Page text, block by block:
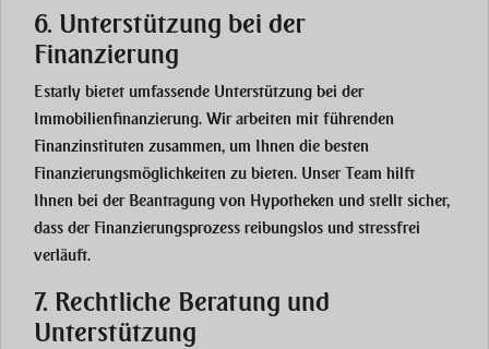
6. Unterstützung bei der
Finanzierung
Estatly bietet umfassende Unterstützung bei der
Immobilienfinanzierung. Wir arbeiten mit führenden
Finanzinstituten zusammen, um Ihnen die besten
Finanzierungsmöglichkeiten zu bieten. Unser Team hilft
Ihnen bei der Beantragung von Hypotheken und stellt sicher,
dass der Finanzierungsprozess reibungslos und stressfrei
verläuft.
7. Rechtliche Beratung und
Unterstützung